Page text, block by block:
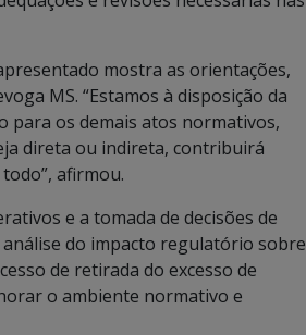
mostra as orientações,
MS. “Estamos à disposição da
para os demais atos normativos,
direta ou indireta, contribuirá
afirmou.
e a tomada de decisões de
análise do impacto regulatório sobre
de retirada do excesso de
o ambiente normativo e